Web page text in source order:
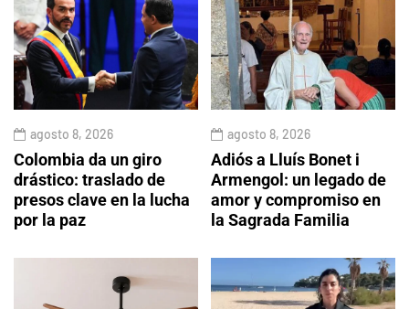
agosto 8, 2026
Colombia da un giro
drástico: traslado de
presos clave en la lucha
por la paz
agosto 8, 2026
Adiós a Lluís Bonet i
Armengol: un legado de
amor y compromiso en
la Sagrada Familia